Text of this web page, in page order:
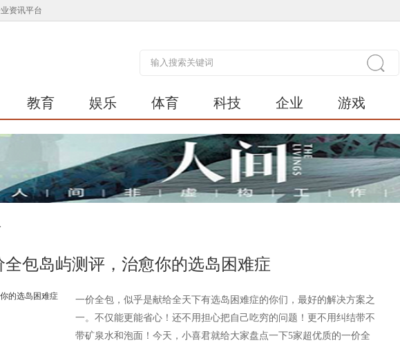
资讯平台
教育 娱乐 体育 科技 企业 游戏
包岛屿测评，治愈你的选岛困难症
一价全包，似乎是献给全天下有选岛困难症的你们，最好的解决方案之
一。不仅能更能省心！还不用担心把自己吃穷的问题！更不用纠结带不
带矿泉水和泡面！今天，小喜君就给大家盘点一下5家超优质的一价全